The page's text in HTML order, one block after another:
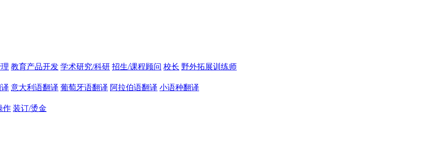
教育产品开发 学术研究/科研 招生/课程顾问 校长 野外拓展训练师
意大利语翻译 葡萄牙语翻译 阿拉伯语翻译 小语种翻译
作 装订/烫金